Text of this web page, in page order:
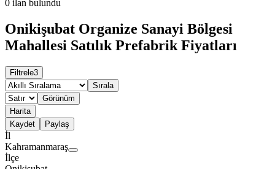
0 ilan bulundu
Onikişubat Organize Sanayi Bölgesi
Mahallesi Satılık Prefabrik Fiyatları
Filtrele3
Sırala
Görünüm
Harita
Kaydet
Paylaş
İl
Kahramanmaraş
İlçe